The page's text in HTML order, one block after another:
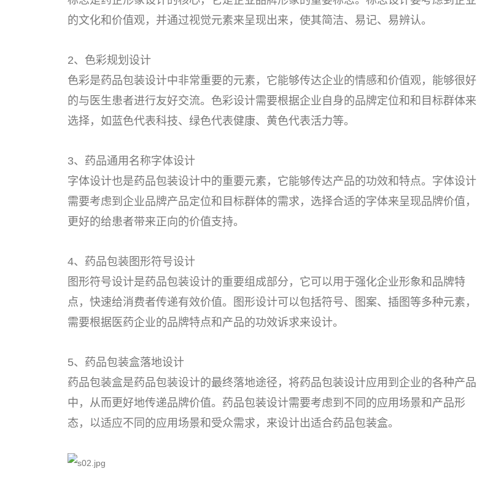
的文化和价值观，并通过视觉元素来呈现出来，使其简洁、易记、易辨认。
2、色彩规划设计
色彩是药品包装设计中非常重要的元素，它能够传达企业的情感和价值观，能够很好
的与医生患者进行友好交流。色彩设计需要根据企业自身的品牌定位和和目标群体来
选择，如蓝色代表科技、绿色代表健康、黄色代表活力等。
3、药品通用名称字体设计
字体设计也是药品包装设计中的重要元素，它能够传达产品的功效和特点。字体设计
需要考虑到企业品牌产品定位和目标群体的需求，选择合适的字体来呈现品牌价值，
更好的给患者带来正向的价值支持。
4、药品包装图形符号设计
图形符号设计是药品包装设计的重要组成部分，它可以用于强化企业形象和品牌特
点，快速给消费者传递有效价值。图形设计可以包括符号、图案、插图等多种元素，
需要根据医药企业的品牌特点和产品的功效诉求来设计。
5、药品包装盒落地设计
药品包装盒是药品包装设计的最终落地途径，将药品包装设计应用到企业的各种产品
中，从而更好地传递品牌价值。药品包装设计需要考虑到不同的应用场景和产品形
态，以适应不同的应用场景和受众需求，来设计出适合药品包装盒。